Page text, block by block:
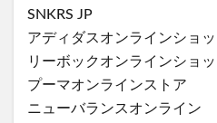
SNKRS JP
アディダスオンラインショ
リーボックオンラインショ
プーマオンラインストア
ニューバランスオンライン